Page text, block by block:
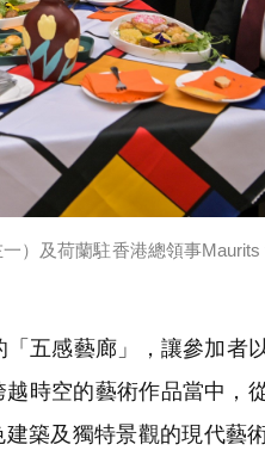
及荷蘭駐香港總領事
五感藝廊」，讓參加者
時空的藝術作品當中，
築及獨特景觀的現代藝